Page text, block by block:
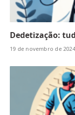
Dedetização:
19 de novembro de 2024